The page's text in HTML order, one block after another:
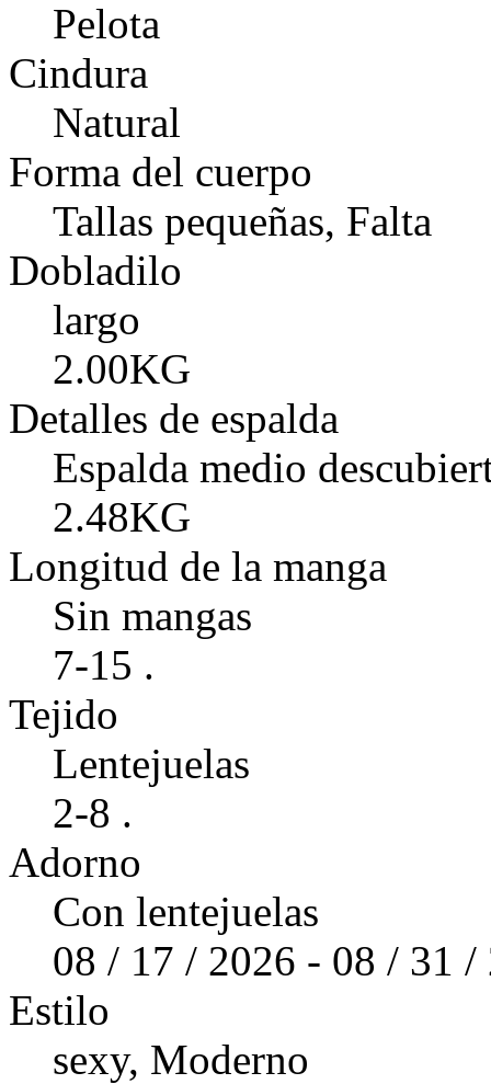
Pelota
Cindura
Natural
Forma del cuerpo
Tallas pequeñas, Falta
Dobladilo
largo
2.00KG
Detalles de espalda
Espalda medio
2.48KG
Longitud de la manga
Sin mangas
7-15 .
Tejido
Lentejuelas
2-8 .
Adorno
Con lentejuelas
08 / 17 / 2026 - 08 / 31 /
Estilo
sexy, Moderno